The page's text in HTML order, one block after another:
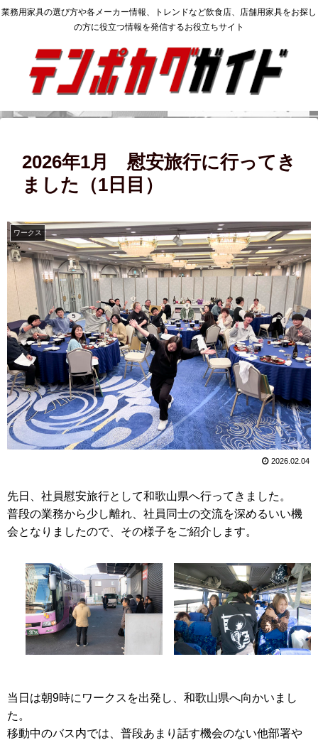
業務用家具の選び方や各メーカー情報、トレンドなど飲食店、店舗用家具をお探し
の方に役立つ情報を発信するお役立ちサイト
2026年1月 慰安旅行に行ってき
ました（1日目）
ワークス
2026.02.04
先日、社員慰安旅行として和歌山県へ行ってきました。
普段の業務から少し離れ、社員同士の交流を深めるいい機
会となりましたので、その様子をご紹介します。
当日は朝9時にワークスを出発し、和歌山県へ向かいまし
た。
移動中のバス内では、普段あまり話す機会のない他部署や